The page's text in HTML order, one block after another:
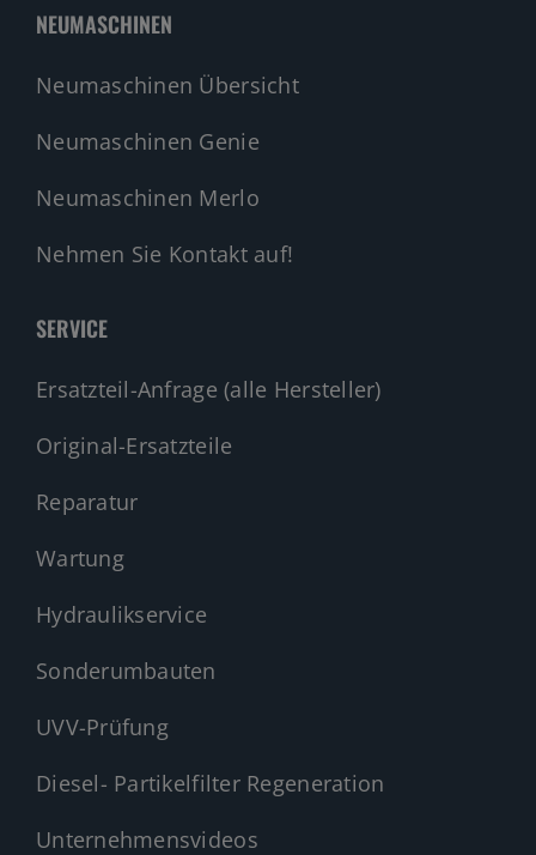
NEUMASCHINEN
Neumaschinen Übersicht
Neumaschinen Genie
Neumaschinen Merlo
Nehmen Sie Kontakt auf!
SERVICE
Ersatzteil-Anfrage (alle Hersteller)
Original-Ersatzteile
Reparatur
Wartung
Hydraulikservice
Sonderumbauten
UVV-Prüfung
Diesel- Partikelfilter Regeneration
Unternehmensvideos